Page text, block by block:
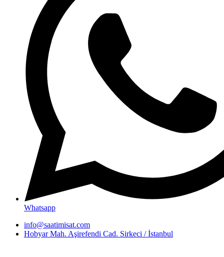
Whatsapp
info@saatimisat.com
Hobyar Mah. Aşirefendi Cad. Sirkeci / İstanbul